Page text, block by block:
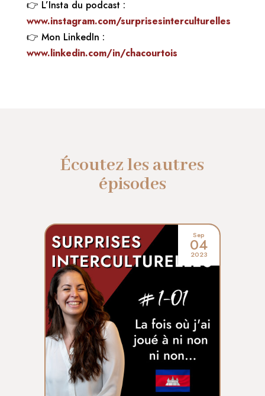
👉 L’Insta du podcast :
www.instagram.com/surprisesinterculturelles
👉 Mon LinkedIn :
www.linkedin.com/in/chacourtois
Écoutez les autres
épisodes
Sep
04
2023